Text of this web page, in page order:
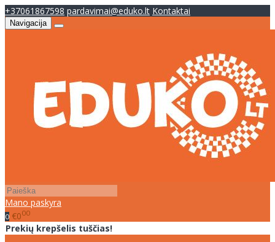
+37061867598 pardavimai@eduko.lt Kontaktai
Navigacija
Mano paskyra
0 €000
Prekių krepšelis tuščias!